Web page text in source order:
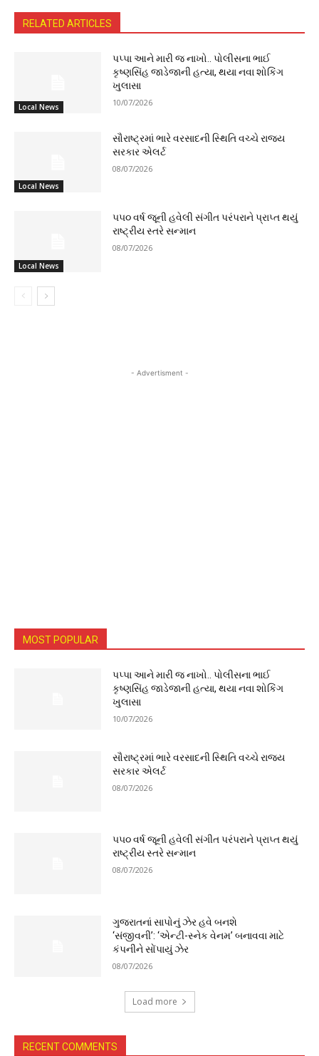
RELATED ARTICLES
Local News
પપ્પા આને મારી જ નાખો.. પોલીસના ભાઈ
કૃષ્ણસિંહ જાડેજાની હત્યા, થયા નવા શોકિંગ
ખુલાસા
10/07/2026
Local News
સૌરાષ્ટ્રમાં ભારે વરસાદની સ્થિતિ વચ્ચે રાજ્ય
સરકાર એલર્ટ
08/07/2026
Local News
૫૫૦ વર્ષ જૂની હવેલી સંગીત પરંપરાને પ્રાપ્ત થયું
રાષ્ટ્રીય સ્તરે સન્માન
08/07/2026
- Advertisment -
MOST POPULAR
પપ્પા આને મારી જ નાખો.. પોલીસના ભાઈ
કૃષ્ણસિંહ જાડેજાની હત્યા, થયા નવા શોકિંગ
ખુલાસા
10/07/2026
સૌરાષ્ટ્રમાં ભારે વરસાદની સ્થિતિ વચ્ચે રાજ્ય
સરકાર એલર્ટ
08/07/2026
૫૫૦ વર્ષ જૂની હવેલી સંગીત પરંપરાને પ્રાપ્ત થયું
રાષ્ટ્રીય સ્તરે સન્માન
08/07/2026
ગુજરાતનાં સાપોનું ઝેર હવે બનશે
‘સંજીવની’: ‘એન્ટી-સ્નેક વેનમ’ બનાવવા માટે
કંપનીને સોંપાયું ઝેર
08/07/2026
Load more
RECENT COMMENTS